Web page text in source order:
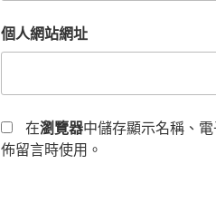
個人網站網址
在瀏覽器中儲存顯示名稱、
佈留言時使用。